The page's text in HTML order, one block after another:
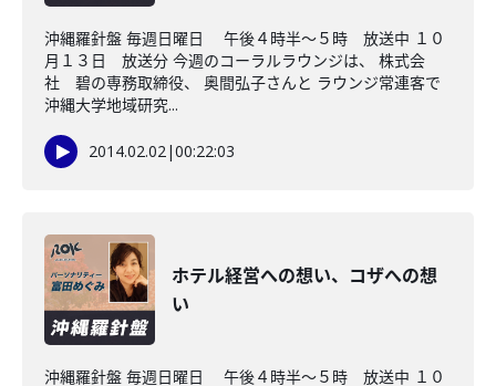
沖縄羅針盤 毎週日曜日 午後４時半～５時 放送中 １０
月１３日 放送分 今週のコーラルラウンジは、 株式会
社 碧の専務取締役、 奥間弘子さんと ラウンジ常連客で
沖縄大学地域研究...
2014.02.02|00:22:03
ホテル経営への想い、コザへの想
い
沖縄羅針盤 毎週日曜日 午後４時半〜５時 放送中 １０